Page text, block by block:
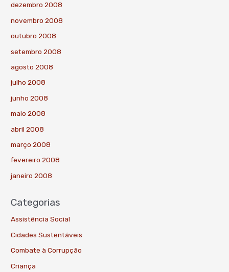
dezembro 2008
novembro 2008
outubro 2008
setembro 2008
agosto 2008
julho 2008
junho 2008
maio 2008
abril 2008
março 2008
fevereiro 2008
janeiro 2008
Categorias
Assistência Social
Cidades Sustentáveis
Combate à Corrupção
Criança